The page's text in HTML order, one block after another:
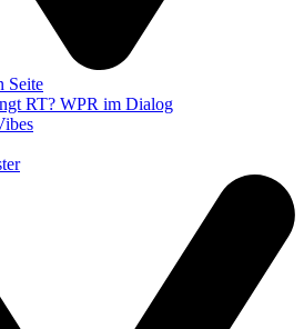
Seite
RT? WPR im Dialog